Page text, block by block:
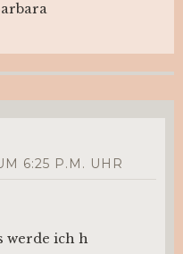
6:25 P.M. UHR
werde ich h